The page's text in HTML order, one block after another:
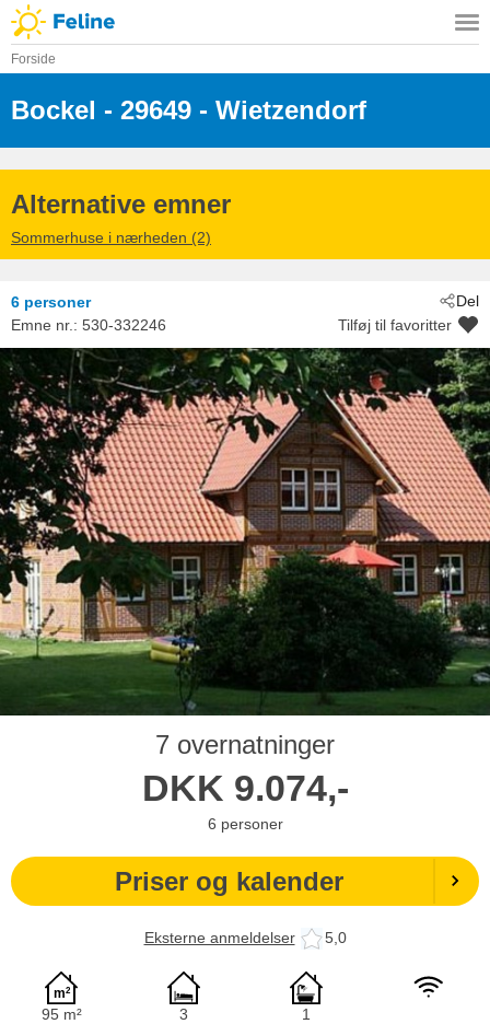
Forside
Bockel - 29649 - Wietzendorf
Alternative emner
Sommerhuse i nærheden (2)
Del
6 personer
Emne nr.: 530-332246 Tilføj til favoritter
7 overnatninger
DKK 9.074,-
6 personer
Priser og kalender
Eksterne anmeldelser 5,0
95 m² 3 1